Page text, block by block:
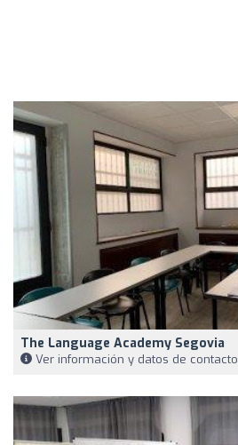
The Language Academy Segovia
Ver información y datos de contacto